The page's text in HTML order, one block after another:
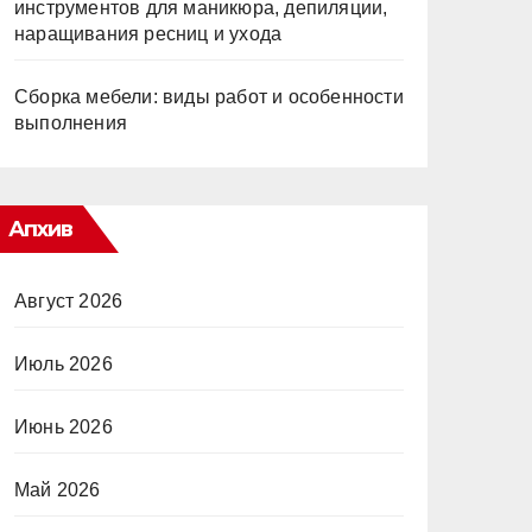
инструментов для маникюра, депиляции,
наращивания ресниц и ухода
Сборка мебели: виды работ и особенности
выполнения
Апхив
Август 2026
Июль 2026
Июнь 2026
Май 2026